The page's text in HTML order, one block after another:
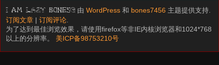
I am LAZY bones? 由WordPress 和 bones7456 主题提供支持.
订阅文章 |订阅评论
为了达到最佳浏览效果，请使用firefox等非IE内核浏览器和1024*768
以上的分辨率。 美ICP备98753210号